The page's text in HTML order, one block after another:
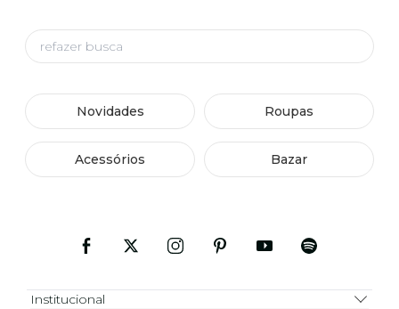
Novidades Roupas
Acessórios Bazar
Institucional